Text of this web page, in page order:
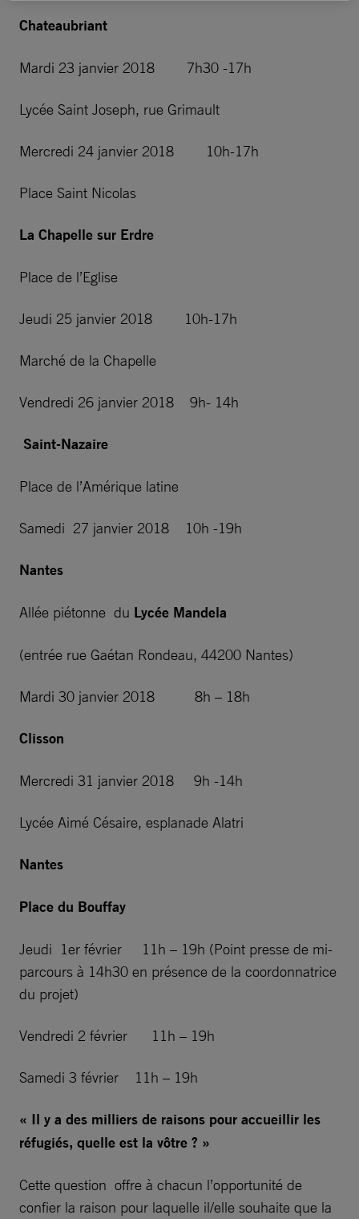
Chateaubriant
Mardi 23 janvier 2018 7h30 -17h
Lycée Saint Joseph, rue Grimault
Mercredi 24 janvier 2018 10h-17h
Place Saint Nicolas
La Chapelle sur Erdre
Place de l’Eglise
Jeudi 25 janvier 2018 10h-17h
Marché de la Chapelle
Vendredi 26 janvier 2018 9h- 14h
Saint-Nazaire
Place de l’Amérique latine
Samedi 27 janvier 2018 10h -19h
Nantes
Allée piétonne du Lycée Mandela
(entrée rue Gaétan Rondeau, 44200 Nantes)
Mardi 30 janvier 2018 8h – 18h
Clisson
Mercredi 31 janvier 2018 9h -14h
Lycée Aimé Césaire, esplanade Alatri
Nantes
Place du Bouffay
Jeudi 1er février 11h – 19h (Point presse de mi-
parcours à 14h30 en présence de la coordonnatrice
du projet)
Vendredi 2 février 11h – 19h
Samedi 3 février 11h – 19h
« Il y a des milliers de raisons pour accueillir les
réfugiés, quelle est la vôtre ? »
Cette question offre à chacun l’opportunité de
confier la raison pour laquelle il/elle souhaite que la